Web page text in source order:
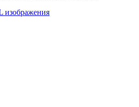
изображения